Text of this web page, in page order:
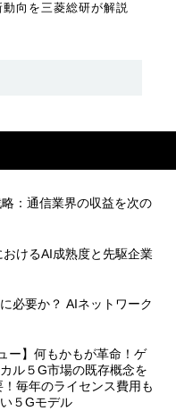
向を三菱総研が解説
：通信業界の収益を次の
おけるAI成熟度と先駆企業
必要か？ AIネットワーク
ー】何もかもが革命！ゲ
ル５G市場の既存概念を
毎年のライセンス費用も
５Gモデル